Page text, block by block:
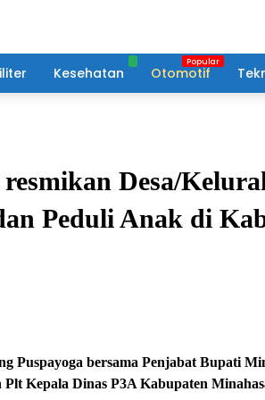
Kesehatan Otomotif
Desa/
Peduli Anak di
Puspayoga bersama Penjabat Bupati
Kepala Dinas P3A Kabupaten